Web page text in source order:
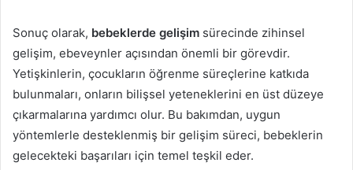
Sonuç olarak, bebeklerde gelişim sürecinde zihinsel
gelişim, ebeveynler açısından önemli bir görevdir.
Yetişkinlerin, çocukların öğrenme süreçlerine katkıda
bulunmaları, onların bilişsel yeteneklerini en üst düzeye
çıkarmalarına yardımcı olur. Bu bakımdan, uygun
yöntemlerle desteklenmiş bir gelişim süreci, bebeklerin
gelecekteki başarıları için temel teşkil eder.